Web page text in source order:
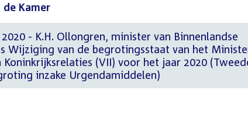
de Kamer
- K.H. Ollongren, minister van Binnenlandse
Wijziging van de begrotingsstaat van het
Koninkrijksrelaties (VII) voor het jaar 2020
inzake Urgendamiddelen)